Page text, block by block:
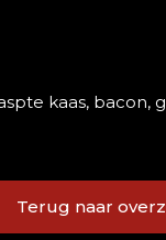
kaas, bacon,
Terug naar